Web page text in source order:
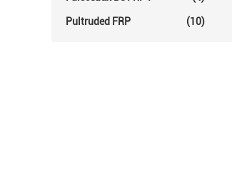
Pultruded FRP (10)